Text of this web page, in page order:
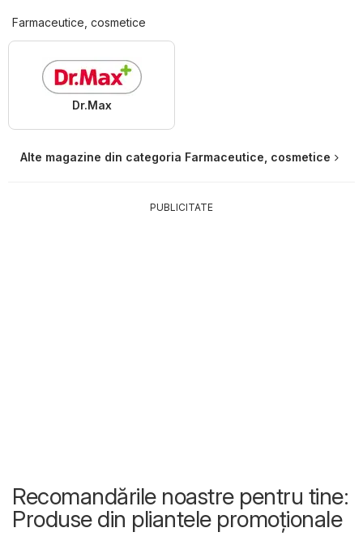
Farmaceutice, cosmetice
Dr.Max
Alte magazine din categoria Farmaceutice, cosmetice
PUBLICITATE
Recomandările noastre pentru tine:
Produse din pliantele promoționale